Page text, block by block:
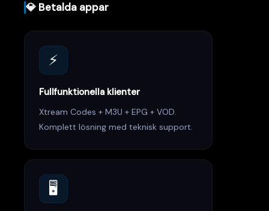
💎 Betalda appar
⚡
Fullfunktionella klienter
Xtream Codes + M3U + EPG + VOD.
Komplett lösning med teknisk support.
🖥️